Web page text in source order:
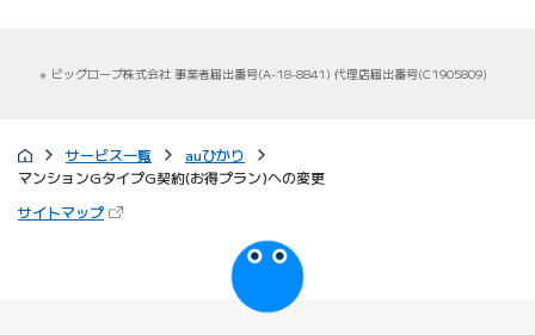
況などにより大幅に低下する場合があります。この場合に、他
／上り最大100Mbpsとして提供する場合があります。
料金について
現在ご契約中の料金と変更となる場合がありますので、以下の
ページからご確認ください。
（新しいタブで開きます）
ビッグローブ株式会社 事業者届出番号(A-18-8841) 代理店届出番号(C1905809)
サービス一覧
auひかり
マンションGタイプG契約(お得プラン)への変更
サイトマップ（新しいタブで開きます）
びっぷるのページ